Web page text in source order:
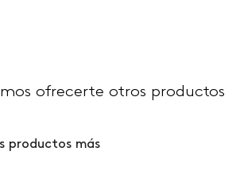
ofrecerte otros productos
productos más